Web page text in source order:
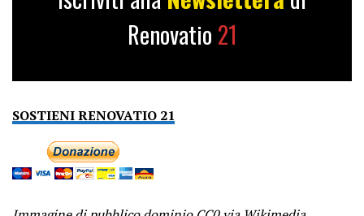
Renovatio 21
SOSTIENI RENOVATIO 21